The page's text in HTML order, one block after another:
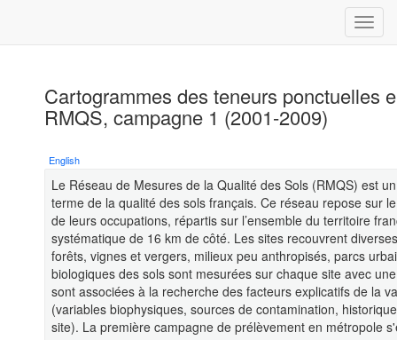
Cartogrammes des teneurs ponctuelles
RMQS, campagne 1 (2001-2009)
English
Le Réseau de Mesures de la Qualité des Sols (RMQS) est
terme de la qualité des sols français. Ce réseau repose sur
de leurs occupations, répartis sur l’ensemble du territoire
systématique de 16 km de côté. Les sites recouvrent
forêts, vignes et vergers, milieux peu anthropisés, parcs
biologiques des sols sont mesurées sur chaque site avec
sont associées à la recherche des facteurs explicatifs de la
(variables biophysiques, sources de contamination,
site). La première campagne de prélèvement en métropole